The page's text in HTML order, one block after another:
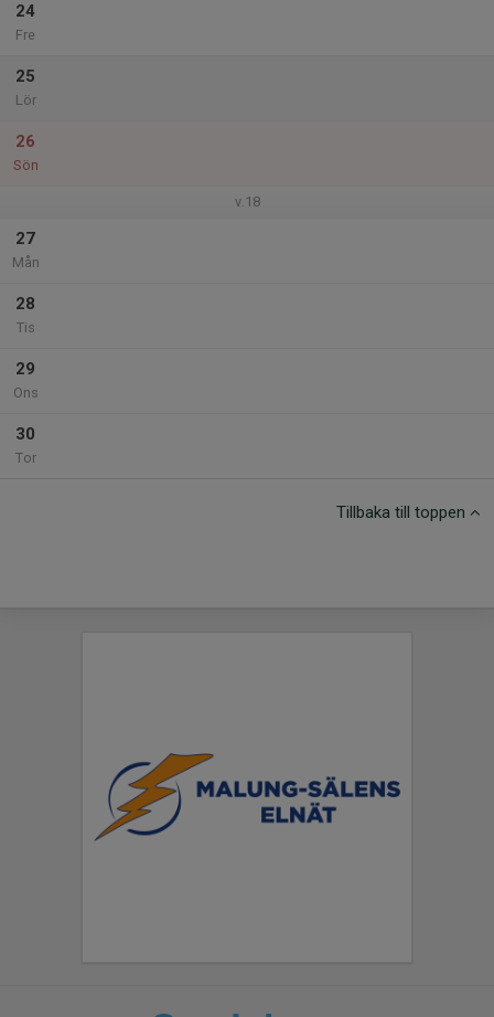
24
Fre
25
Lör
26
Sön
v.18
27
Mån
28
Tis
29
Ons
30
Tor
Tillbaka till toppen